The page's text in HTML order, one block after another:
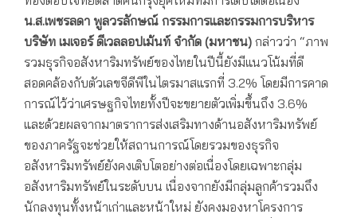
น.ส.เพชรลดา พูลวรลักษณ์ กรรมการและกรรมการบริหาร
บริษัท เมเจอร์ ดีเวลลอปเม้นท์ จำกัด (มหาชน) กล่าวว่า “ภาพ
รวมธุรกิจอสังหาริมทรัพย์ของไทยในปีนี้ยังมีแนวโน้มที่ดี
สอดคล้องกับตัวเลขจีดีพีในไตรมาสแรกที่ 3.2% โดยมีการคาด
การณ์ไว้ว่าเศรษฐกิจไทยทั้งปีจะขยายตัวเพิ่มขึ้นถึง 3.6%
และด้วยผลจากมาตราการส่งเสริมทางด้านอสังหาริมทรัพย์
ของภาครัฐจะช่วยให้สถานการณ์โดยรวมของธุรกิจ
อสังหาริมทรัพย์ยังคงเติบโตอย่างต่อเนื่องโดยเฉพาะกลุ่ม
อสังหาริมทรัพย์ในระดับบน เนื่องจากยังมีกลุ่มลูกค้ารวมถึง
นักลงทุนทั้งหน้าเก่าและหน้าใหม่ ยังคงมองหาโครงการ